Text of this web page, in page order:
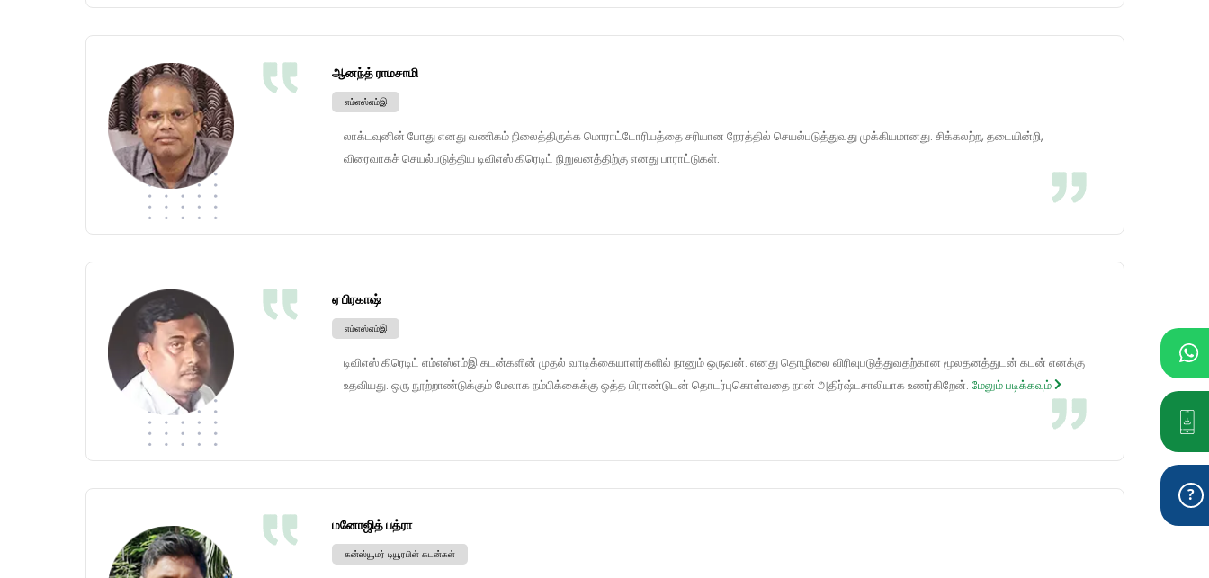
ஆனந்த் ராமசாமி
எம்எஸ்எம்இ
லாக்டவுனின் போது எனது வணிகம் நிலைத்திருக்க மொராட்டோரியத்தை சரியான நேரத்தில் செயல்படுத்துவது முக்கியமானது. சிக்கலற்ற, தடையின்றி,
விரைவாகச் செயல்படுத்திய டிவிஎஸ் கிரெடிட் நிறுவனத்திற்கு எனது பாராட்டுகள்.
ஏ பிரகாஷ்
எம்எஸ்எம்இ
டிவிஎஸ் கிரெடிட் எம்எஸ்எம்இ கடன்களின் முதல் வாடிக்கையாளர்களில் நானும் ஒருவன். எனது தொழிலை விரிவுபடுத்துவதற்கான மூலதனத்துடன் கடன் எனக்கு
உதவியது. ஒரு நூற்றாண்டுக்கும் மேலாக நம்பிக்கைக்கு ஒத்த பிராண்டுடன் தொடர்புகொள்வதை நான் அதிர்ஷ்டசாலியாக உணர்கிறேன். மேலும் படிக்கவும்
மனோஜித் பத்ரா
கன்ஸ்யூமர் டியூரபிள் கடன்கள்